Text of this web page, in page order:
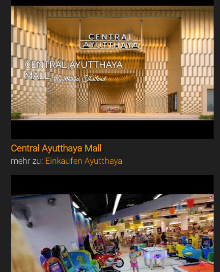
Central Ayutthaya Mall
mehr zu: Einkaufen Ayutthaya